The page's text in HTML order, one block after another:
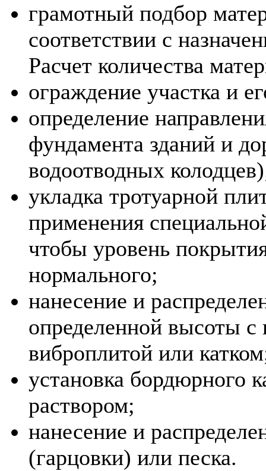
грамотный подбор
соответствии с
Расчет количества
ограждение участка и
определение
фундамента зданий и
водоотводных
укладка тротуарной
применения
чтобы уровень
нормального;
нанесение и
определенной высоты
виброплитой или
установка бордюрного
раствором;
нанесение и
(гарцовки) или песка.